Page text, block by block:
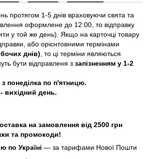
протягом 1-5 днів враховуючи свята та
оформлене до 12:00, то відправку
у той же день). Якщо на карточці товару
або орієнтовними термінами
днів) , то ці терміни являються
бути відправленя з запізненням у 1-2
понеділка по п'ятницю.
вихідний день.
на замовлення від 2500 грн
та промокоди!
Україні — за тарифами Нової Пошти